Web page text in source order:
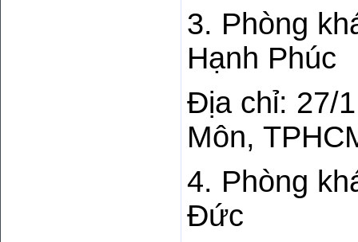
3. Phòng
Hạnh Phúc
Địa chỉ: 27/
Môn,
4. Phòng
Đức